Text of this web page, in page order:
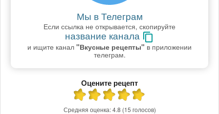
Мы в Телеграм
Если ссылка не открывается, скопируйте
название канала
и ищите канал "Вкусные рецепты" в приложении
телеграм.
Оцените рецепт
Средняя оценка:4.8 (15 голосов)